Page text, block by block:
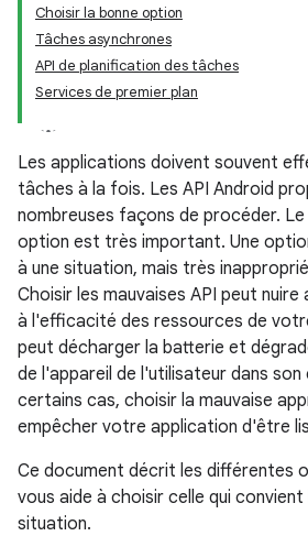
Choisir la bonne option
Tâches asynchrones
API de planification des tâches
Services de premier plan
Les applications doivent souvent
tâches à la fois. Les API Android
nombreuses façons de procéder.
option est très important. Une
à une situation, mais très
Choisir les mauvaises API peut
à l'efficacité des ressources de
peut décharger la batterie et
de l'appareil de l'utilisateur dans son
certains cas, choisir la mauvaise
empêcher votre application d'être
Ce document décrit les différentes
vous aide à choisir celle qui
situation.